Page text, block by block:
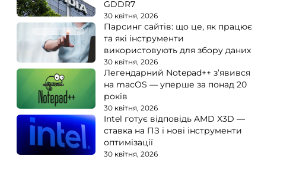
GDDR7
30 квітня, 2026
Парсинг сайтів: що це, як працює
та які інструменти
використовують для збору даних
30 квітня, 2026
Легендарний Notepad++ з’явився
на macOS — уперше за понад 20
років
30 квітня, 2026
Intel готує відповідь AMD X3D —
ставка на ПЗ і нові інструменти
оптимізації
30 квітня, 2026